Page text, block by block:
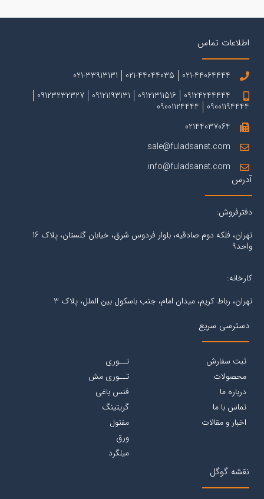
اطلاعات تماس
021-44064444
021-44044035
021-33913131
09124244444
09121311516
09121193131
09123232327
09001194444
09001124444
02144037064
sale@fuladsanat.com
info@fuladsanat.com
آدرس
دفترفروش:
تهران، فلکه دوم صادقیه، بلوار فردوس شرق، خیابان گلستان، پلاک 16
واحد9
کارخانه:
تهران، رباط کریم، میدان امام، جنب باسکول بین الملل، پلاک 3
دسترسی سریع
ثبت سفارش
محصولات
درباره ما
تماس با ما
اخبار و مقالات
تــوری
تــوری مش
فنس باغی
گریتینگ
مفتول
ورق
میلگرد
نقشه گوگل